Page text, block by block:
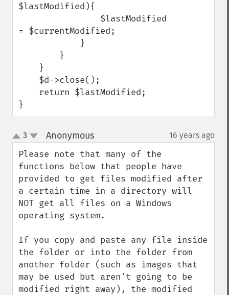
$lastModified){
= $currentModified;
}
up
down
3 Anonymous¶ 16 years ago
Please note that many of the
functions below that people have
provided to get files modified after
a certain time in a directory will
NOT get all files on a Windows
operating system.
If you copy and paste any file inside
the folder or into the folder from
another folder (such as images that
may be used but aren't going to be
modified right away), the modified